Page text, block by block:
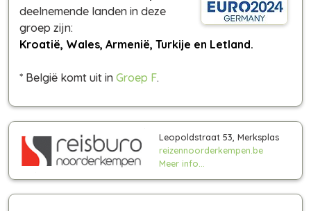
deelnemende landen in deze
groep zijn:
Kroatië, Wales, Armenië, Turkije en Letland.
* België komt uit in Groep F.
Leopoldstraat 53, Merksplas
reizennoorderkempen.be
Meer info...